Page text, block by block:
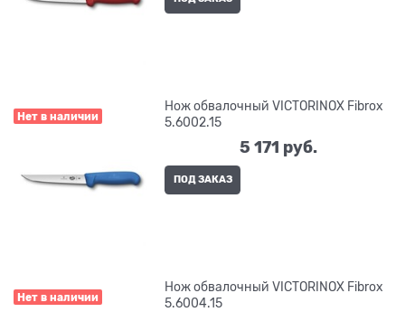
Нет в наличии
Нож обвалочный VICTORINOX Fibrox
5.6002.15
5 171 руб.
ПОД ЗАКАЗ
Нет в наличии
Нож обвалочный VICTORINOX Fibrox
5.6004.15